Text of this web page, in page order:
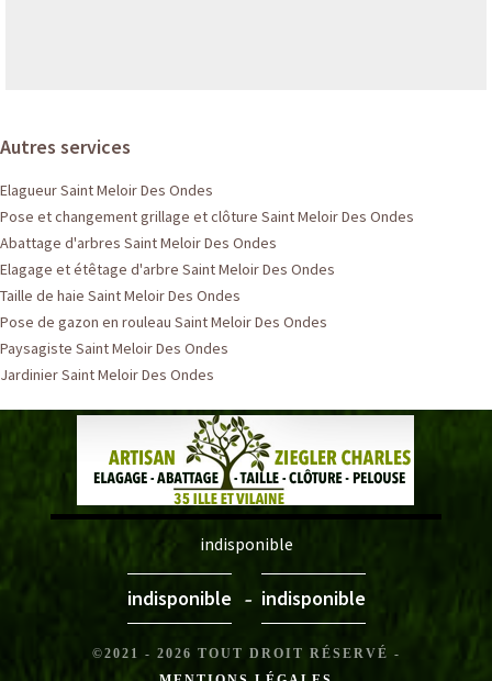
Autres services
Elagueur Saint Meloir Des Ondes
Pose et changement grillage et clôture Saint Meloir Des Ondes
Abattage d'arbres Saint Meloir Des Ondes
Elagage et étêtage d'arbre Saint Meloir Des Ondes
Taille de haie Saint Meloir Des Ondes
Pose de gazon en rouleau Saint Meloir Des Ondes
Paysagiste Saint Meloir Des Ondes
Jardinier Saint Meloir Des Ondes
indisponible
indisponible - indisponible
©2021 - 2026 TOUT DROIT RÉSERVÉ -